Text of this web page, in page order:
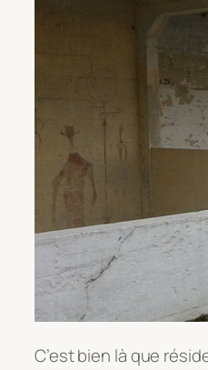
C’est bien là que